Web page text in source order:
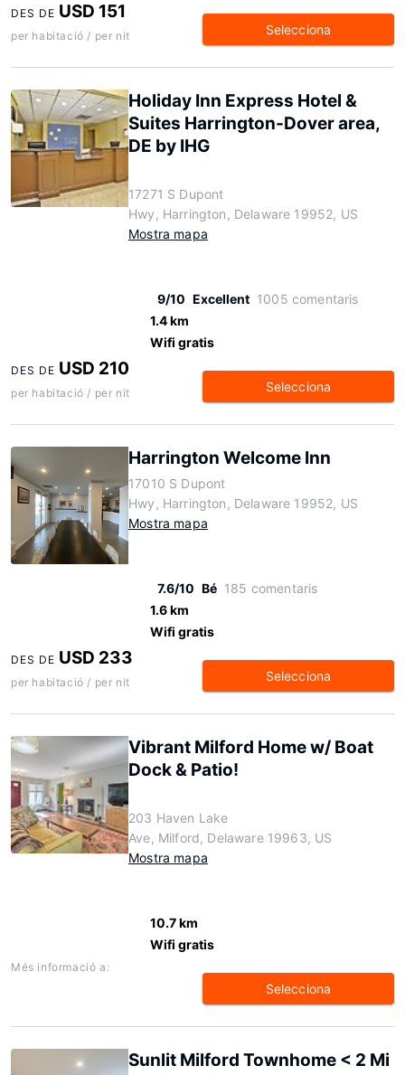
DES DE USD 151
per habitació / per nit Selecciona
Holiday Inn Express Hotel &
Suites Harrington-Dover area,
DE by IHG
17271 S Dupont
Hwy, Harrington, Delaware 19952, US
Mostra mapa
9/10 Excellent 1005 comentaris
1.4 km
Wifi gratis
DES DE USD 210
per habitació / per nit Selecciona
Harrington Welcome Inn
17010 S Dupont
Hwy, Harrington, Delaware 19952, US
Mostra mapa
7.6/10 Bé 185 comentaris
1.6 km
Wifi gratis
DES DE USD 233
per habitació / per nit Selecciona
Vibrant Milford Home w/ Boat
Dock & Patio!
203 Haven Lake
Ave, Milford, Delaware 19963, US
Mostra mapa
10.7 km
Wifi gratis
Més informació a:
Selecciona
Sunlit Milford Townhome < 2 Mi